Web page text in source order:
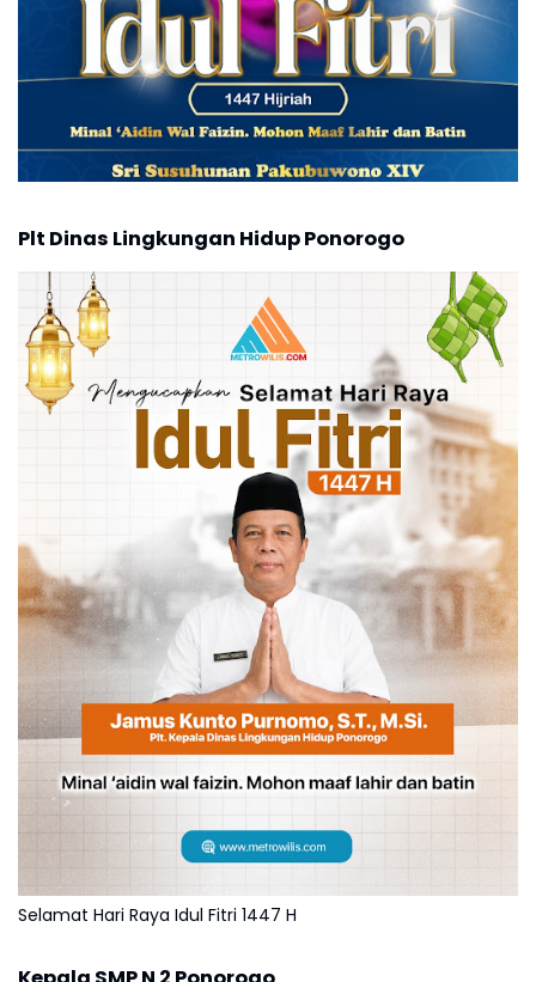
Plt Dinas Lingkungan Hidup Ponorogo
Selamat Hari Raya Idul Fitri 1447 H